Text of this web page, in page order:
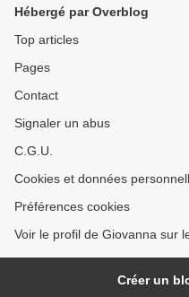
Hébergé par Overblog
Top articles
Pages
Contact
Signaler un abus
C.G.U.
Cookies et données
Préférences cookies
Voir le profil de Giovanna sur
Créer un